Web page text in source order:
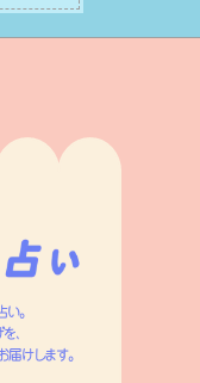
。
、
けします。